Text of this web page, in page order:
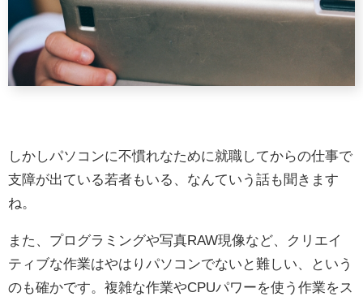
しかしパソコンに不慣れなために就職してからの仕事で
支障が出ている若者もいる、なんていう話も聞きます
ね。
また、プログラミングや写真RAW現像など、クリエイ
ティブな作業はやはりパソコンでないと難しい、という
のも確かです。複雑な作業やCPUパワーを使う作業をス